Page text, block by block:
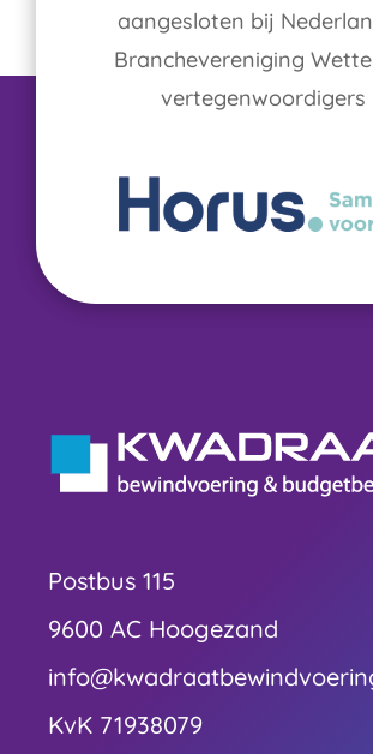
aangesloten bij
Branchevereniging
vertegenwoordigers
Postbus 115
9600 AC Hoogezand
KvK 71938079